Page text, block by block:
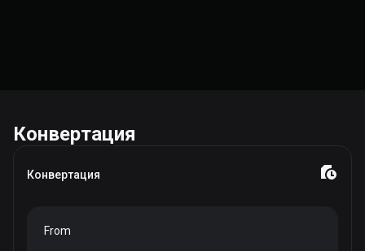
Конвертация
Конвертация
From